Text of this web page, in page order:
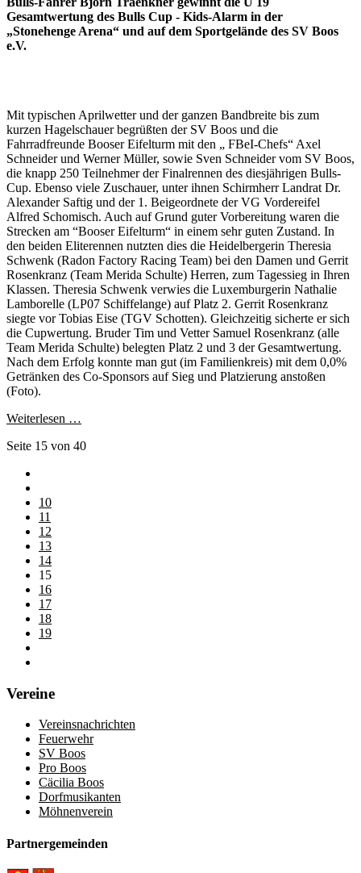
Gesamtwertung des Bulls Cup - Kids-Alarm in der
„Stonehenge Arena“ und auf dem Sportgelände des SV Boos
e.V.
Mit typischen Aprilwetter und der ganzen Bandbreite bis zum
kurzen Hagelschauer begrüßten der SV Boos und die
Fahrradfreunde Booser Eifelturm mit den „ FBeI-Chefs“ Axel
Schneider und Werner Müller, sowie Sven Schneider vom SV Boos,
die knapp 250 Teilnehmer der Finalrennen des diesjährigen Bulls-
Cup. Ebenso viele Zuschauer, unter ihnen Schirmherr Landrat Dr.
Alexander Saftig und der 1. Beigeordnete der VG Vordereifel
Alfred Schomisch. Auch auf Grund guter Vorbereitung waren die
Strecken am “Booser Eifelturm“ in einem sehr guten Zustand. In
den beiden Eliterennen nutzten dies die Heidelbergerin Theresia
Schwenk (Radon Factory Racing Team) bei den Damen und Gerrit
Rosenkranz (Team Merida Schulte) Herren, zum Tagessieg in Ihren
Klassen. Theresia Schwenk verwies die Luxemburgerin Nathalie
Lamborelle (LP07 Schiffelange) auf Platz 2. Gerrit Rosenkranz
siegte vor Tobias Eise (TGV Schotten). Gleichzeitig sicherte er sich
die Cupwertung. Bruder Tim und Vetter Samuel Rosenkranz (alle
Team Merida Schulte) belegten Platz 2 und 3 der Gesamtwertung.
Nach dem Erfolg konnte man gut (im Familienkreis) mit dem 0,0%
Getränken des Co-Sponsors auf Sieg und Platzierung anstoßen
(Foto).
Weiterlesen …
Seite 15 von 40
10
11
12
13
14
15
16
17
18
19
Vereine
Vereinsnachrichten
Feuerwehr
SV Boos
Pro Boos
Cäcilia Boos
Dorfmusikanten
Möhnenverein
Partnergemeinden